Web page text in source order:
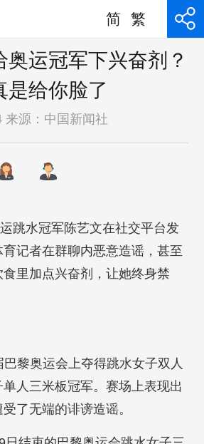
简 繁
奥运冠军下兴奋剂？
是给你脸了
源： 中国新闻社
跳水冠军陈艺文在社交平台发
记者在群聊内恶意造谣，甚至
里加点兴奋剂，让她终身禁
巴黎奥运会上夺得跳水女子双人
人三米板冠军。赛场上表现出
了无端的诽谤造谣。